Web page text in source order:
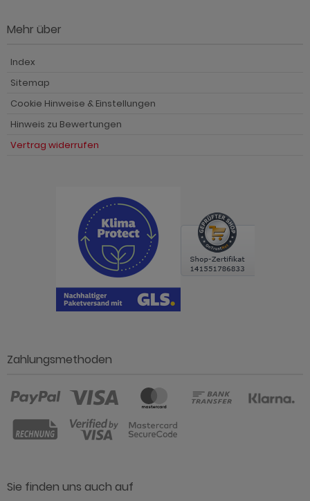
Mehr über
Index
Sitemap
Cookie Hinweise & Einstellungen
Hinweis zu Bewertungen
Vertrag widerrufen
Zahlungsmethoden
Sie finden uns auch auf